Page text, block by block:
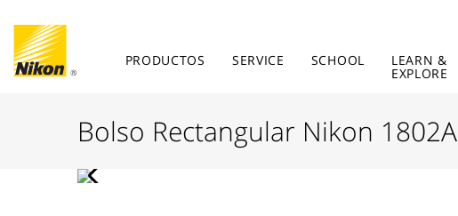
PRODUCTOS SERVICE SCHOOL LEARN &
EXPLORE
Bolso Rectangular Nikon 1802A